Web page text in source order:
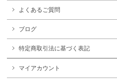
よくあるご質問
ブログ
特定商取引法に基づく表記
マイアカウント